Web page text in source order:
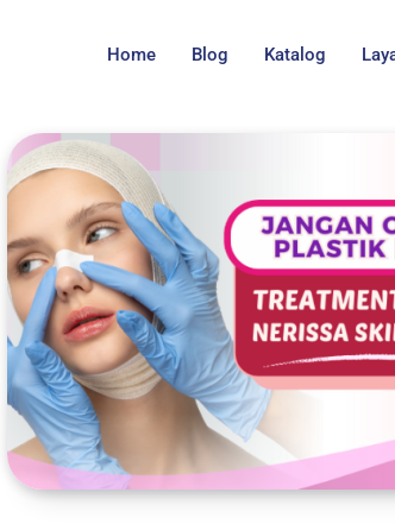
Home Blog Katalog